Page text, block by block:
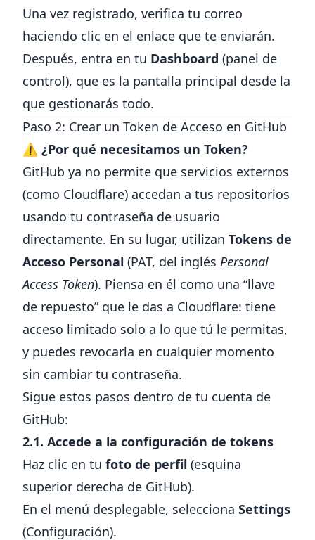
Una vez registrado, verifica tu correo
haciendo clic en el enlace que te enviarán.
Después, entra en tu Dashboard (panel de
control), que es la pantalla principal desde la
que gestionarás todo.
Paso 2: Crear un Token de Acceso en GitHub
⚠️ ¿Por qué necesitamos un Token?
GitHub ya no permite que servicios externos
(como Cloudflare) accedan a tus repositorios
usando tu contraseña de usuario
directamente. En su lugar, utilizan Tokens de
Acceso Personal (PAT, del inglés Personal
Access Token). Piensa en él como una “llave
de repuesto” que le das a Cloudflare: tiene
acceso limitado solo a lo que tú le permitas,
y puedes revocarla en cualquier momento
sin cambiar tu contraseña.
Sigue estos pasos dentro de tu cuenta de
GitHub:
2.1. Accede a la configuración de tokens
Haz clic en tu foto de perfil (esquina
superior derecha de GitHub).
En el menú desplegable, selecciona Settings
(Configuración).